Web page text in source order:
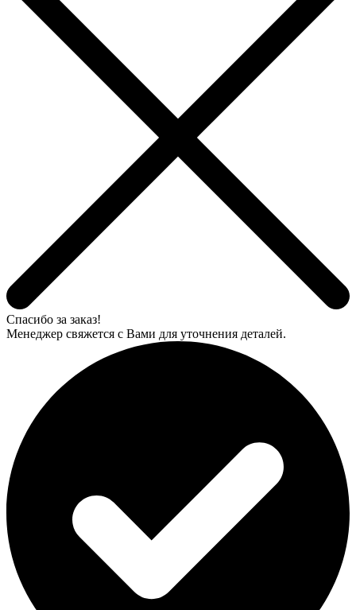
Спасибо за заказ!
Менеджер свяжется с Вами для уточнения деталей.